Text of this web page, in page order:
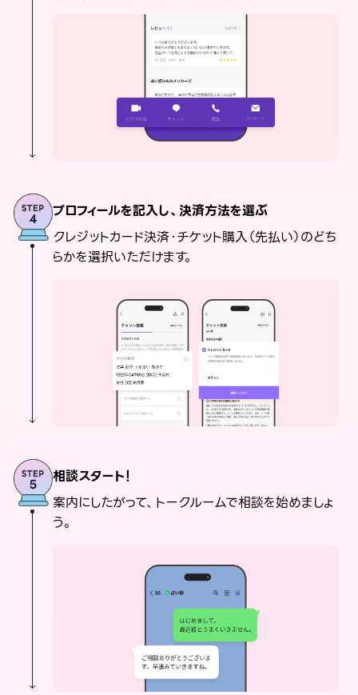
プロフィールを記入し、決済方法を選ぶ
クレジットカード決済・チケット購入（先払い）のどち
らかを選択いただけます。
相談スタート！
案内にしたがって、トークルームで相談を始めましょ
う。